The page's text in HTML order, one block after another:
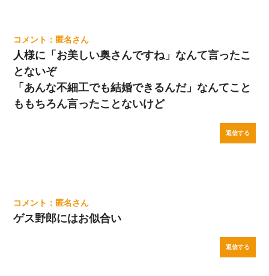
匿名
人様に「お美しい奥さんですね」なんて言ったこ
とないぞ
「あんな不細工でも結婚できるんだ」なんてこと
ももちろん言ったことないけど
返信する
匿名
ゲス野郎にはお似合い
返信する